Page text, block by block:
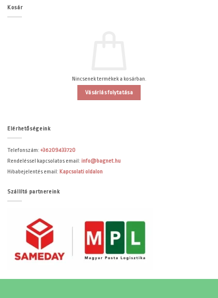
Kosár
Nincsenek termékek a kosárban.
Vásárlás folytatása
Elérhetőségeink
Telefonszám: +36209433720
Rendeléssel kapcsolatos email: info@bagnet.hu
Hibabejelentés email: Kapcsolati oldalon
Szállító partnereink